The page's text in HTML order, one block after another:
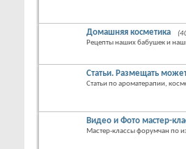
Домашняя косметика
Рецепты наших бабушек и
Статьи. Размещать
Статьи по ароматерапии,
Видео и Фото мастер-
Мастер-классы форумчан по